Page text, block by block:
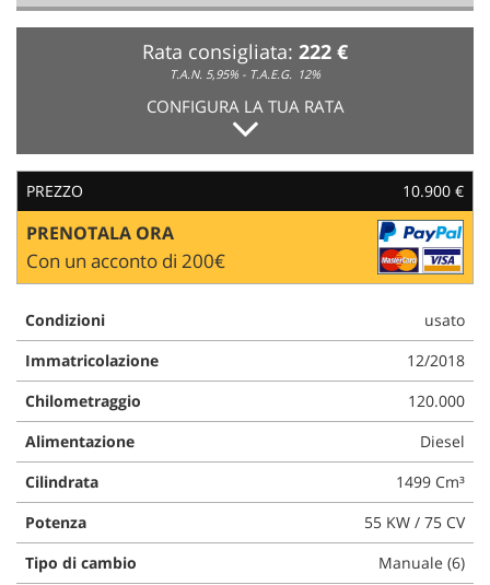
Rata consigliata: 222 €
T.A.N. 5,95% - T.A.E.G. 12%
CONFIGURA LA TUA RATA
PREZZO 10.900 €
PRENOTALA ORA
Con un acconto di 200€
Condizioni
usato
Immatricolazione
12/2018
Chilometraggio
120.000
Alimentazione
Diesel
Cilindrata
1499 Cm³
Potenza
55 KW / 75 CV
Tipo di cambio
Manuale (6)